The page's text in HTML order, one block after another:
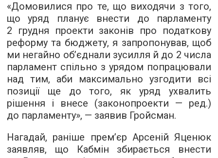
«Домовилися про те, що виходячи з того,
що уряд планує внести до парламенту
2 грудня проекти законів про податкову
реформу та бюджету, я запропонував, щоб
ми негайно об’єднали зусилля й до 2 числа
парламент спільно з урядом попрацювали
над тим, аби максимально узгодити всі
позиції ще до того, як уряд ухвалить
рішення і внесе (законопроекти — ред.)
до парламенту», — заявив Гройсман.
Нагадай, раніше прем’єр Арсеній Яценюк
заявляв, що Кабмін збирається внести